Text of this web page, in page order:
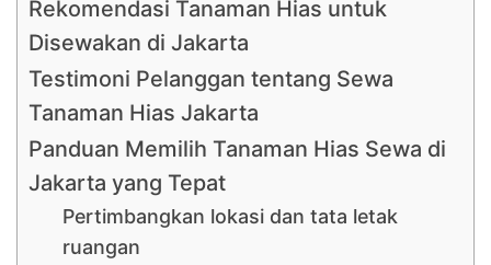
Rekomendasi Tanaman Hias untuk
Disewakan di Jakarta
Testimoni Pelanggan tentang Sewa
Tanaman Hias Jakarta
Panduan Memilih Tanaman Hias Sewa di
Jakarta yang Tepat
Pertimbangkan lokasi dan tata letak
ruangan